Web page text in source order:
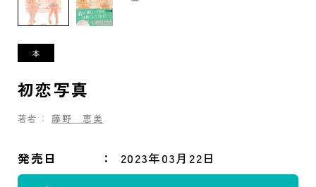
初恋写真
著者： 藤野 恵美
発売日 2023年03月22日